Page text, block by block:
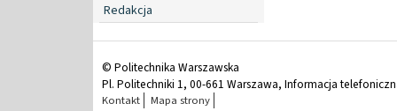
Redakcja
© Politechnika Warszawska
Pl. Politechniki 1, 00-661 Warszawa, Informacja
Kontakt Mapa strony